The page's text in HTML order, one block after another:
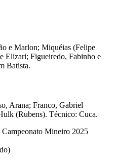
e Marlon; Miquéias (Felipe
Elizari; Figueiredo, Fabinho e
Batista.
Arana; Franco, Gabriel
(Rubens). Técnico: Cuca.
Mineiro 2025